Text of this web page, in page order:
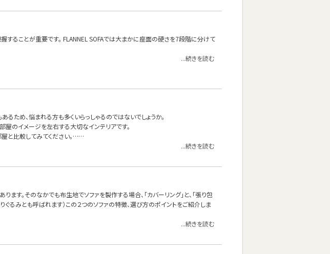
することが重要です。 FLANNEL SOFAでは大まかに座面の硬さを7段階に分けて
...続きを読む
ため、悩まれる方も多くいらっしゃるのではないでしょうか。
のイメージを左右する大切なインテリアです。
と比較してみてください。……
...続きを読む
ます。そのなかでも布生地でソファを製作する場合、「カバーリング」と、「張り包
ぐるみとも呼ばれます）この２つのソファの特徴、選び方のポイントをご紹介しま
...続きを読む